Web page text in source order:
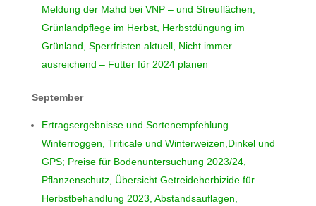
Meldung der Mahd bei VNP – und Streuflächen,
Grünlandpflege im Herbst, Herbstdüngung im
Grünland, Sperrfristen aktuell, Nicht immer
ausreichend – Futter für 2024 planen
September
Ertragsergebnisse und Sortenempfehlung
Winterroggen, Triticale und Winterweizen,Dinkel und
GPS; Preise für Bodenuntersuchung 2023/24,
Pflanzenschutz, Übersicht Getreideherbizide für
Herbstbehandlung 2023, Abstandsauflagen,